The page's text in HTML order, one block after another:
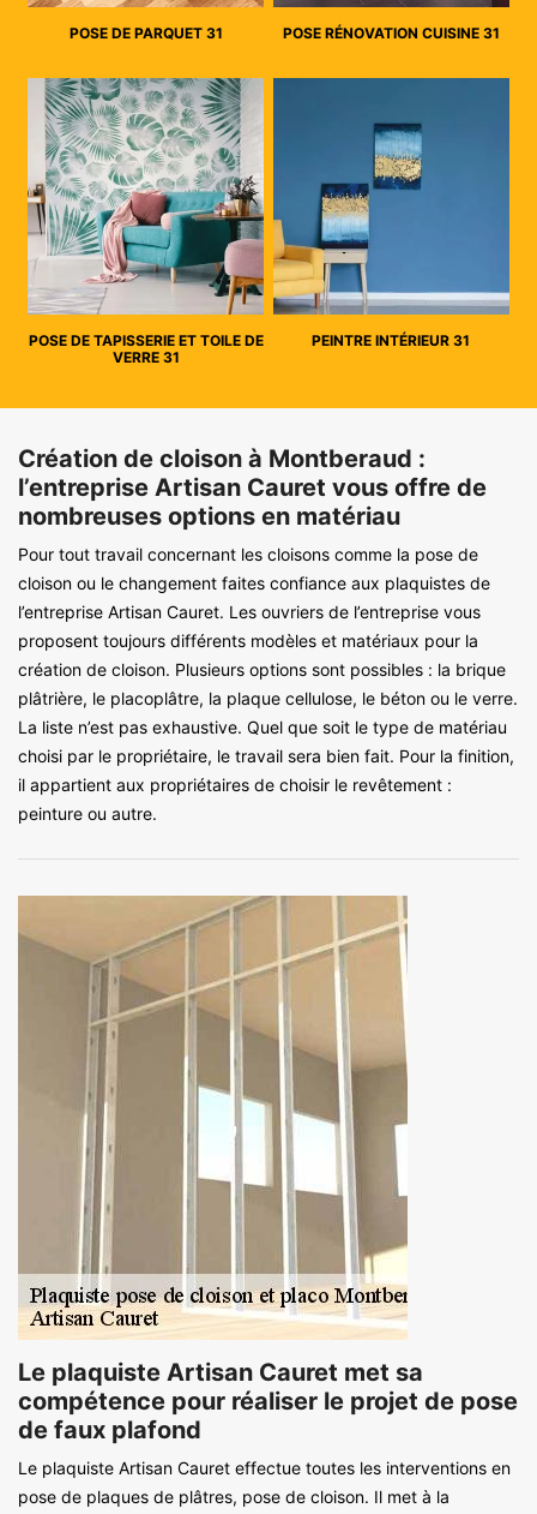
POSE DE PARQUET 31 POSE RÉNOVATION CUISINE 31
POSE DE TAPISSERIE ET TOILE DE
VERRE 31
PEINTRE INTÉRIEUR 31
Création de cloison à Montberaud :
l’entreprise Artisan Cauret vous offre de
nombreuses options en matériau
Pour tout travail concernant les cloisons comme la pose de
cloison ou le changement faites confiance aux plaquistes de
l’entreprise Artisan Cauret. Les ouvriers de l’entreprise vous
proposent toujours différents modèles et matériaux pour la
création de cloison. Plusieurs options sont possibles : la brique
plâtrière, le placoplâtre, la plaque cellulose, le béton ou le verre.
La liste n’est pas exhaustive. Quel que soit le type de matériau
choisi par le propriétaire, le travail sera bien fait. Pour la finition,
il appartient aux propriétaires de choisir le revêtement :
peinture ou autre.
Le plaquiste Artisan Cauret met sa
compétence pour réaliser le projet de pose
de faux plafond
Le plaquiste Artisan Cauret effectue toutes les interventions en
pose de plaques de plâtres, pose de cloison. Il met à la